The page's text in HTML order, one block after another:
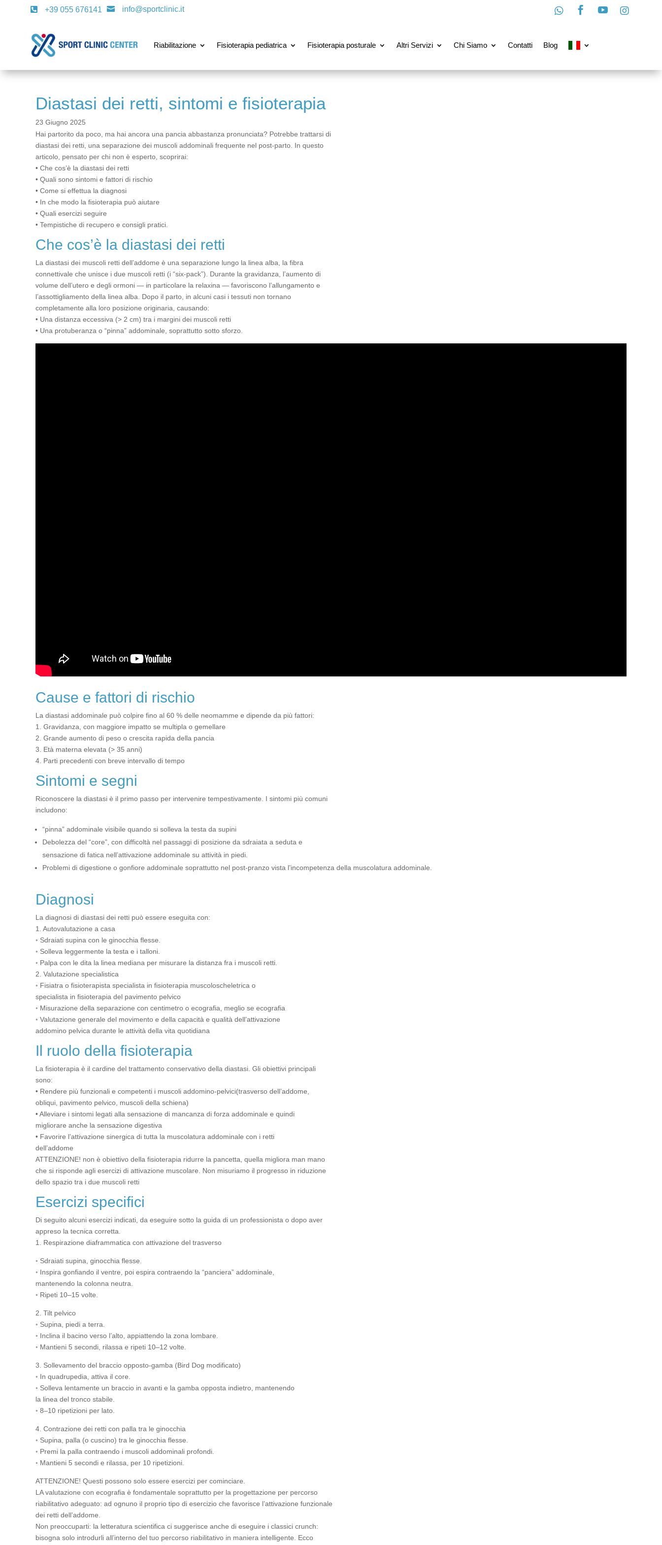
 +39 055 676141  info@sportclinic.it    
Riabilitazione Fisioterapia pediatrica Fisioterapia posturale Altri Servizi Chi Siamo Contatti Blog
Diastasi dei retti, sintomi e fisioterapia
23 Giugno 2025
Hai partorito da poco, ma hai ancora una pancia abbastanza pronunciata? Potrebbe trattarsi di
diastasi dei retti, una separazione dei muscoli addominali frequente nel post-parto. In questo
articolo, pensato per chi non è esperto, scoprirai:
• Che cos’è la diastasi dei retti
• Quali sono sintomi e fattori di rischio
• Come si effettua la diagnosi
• In che modo la fisioterapia può aiutare
• Quali esercizi seguire
• Tempistiche di recupero e consigli pratici.
Che cos’è la diastasi dei retti
La diastasi dei muscoli retti dell’addome è una separazione lungo la linea alba, la fibra
connettivale che unisce i due muscoli retti (i “six-pack”). Durante la gravidanza, l’aumento di
volume dell’utero e degli ormoni — in particolare la relaxina — favoriscono l’allungamento e
l’assottigliamento della linea alba. Dopo il parto, in alcuni casi i tessuti non tornano
completamente alla loro posizione originaria, causando:
• Una distanza eccessiva (> 2 cm) tra i margini dei muscoli retti
• Una protuberanza o “pinna” addominale, soprattutto sotto sforzo.
Cause e fattori di rischio
La diastasi addominale può colpire fino al 60 % delle neomamme e dipende da più fattori:
1. Gravidanza, con maggiore impatto se multipla o gemellare
2. Grande aumento di peso o crescita rapida della pancia
3. Età materna elevata (> 35 anni)
4. Parti precedenti con breve intervallo di tempo
Sintomi e segni
Riconoscere la diastasi è il primo passo per intervenire tempestivamente. I sintomi più comuni
includono:
“pinna” addominale visibile quando si solleva la testa da supini
Debolezza del “core”, con difficoltà nel passaggi di posizione da sdraiata a seduta e
sensazione di fatica nell’attivazione addominale su attività in piedi.
Problemi di digestione o gonfiore addominale soprattutto nel post-pranzo vista l’incompetenza della muscolatura addominale.
Diagnosi
La diagnosi di diastasi dei retti può essere eseguita con:
1. Autovalutazione a casa
◦ Sdraiati supina con le ginocchia flesse.
◦ Solleva leggermente la testa e i talloni.
◦ Palpa con le dita la linea mediana per misurare la distanza fra i muscoli retti.
2. Valutazione specialistica
◦ Fisiatra o fisioterapista specialista in fisioterapia muscoloscheletrica o
specialista in fisioterapia del pavimento pelvico
◦ Misurazione della separazione con centimetro o ecografia, meglio se ecografia
◦ Valutazione generale del movimento e della capacità e qualità dell’attivazione
addomino pelvica durante le attività della vita quotidiana
Il ruolo della fisioterapia
La fisioterapia è il cardine del trattamento conservativo della diastasi. Gli obiettivi principali
sono:
• Rendere più funzionali e competenti i muscoli addomino-pelvici(trasverso dell’addome,
obliqui, pavimento pelvico, muscoli della schiena)
• Alleviare i sintomi legati alla sensazione di mancanza di forza addominale e quindi
migliorare anche la sensazione digestiva
• Favorire l’attivazione sinergica di tutta la muscolatura addominale con i retti
dell’addome
ATTENZIONE! non è obiettivo della fisioterapia ridurre la pancetta, quella migliora man mano
che si risponde agli esercizi di attivazione muscolare. Non misuriamo il progresso in riduzione
dello spazio tra i due muscoli retti
Esercizi specifici
Di seguito alcuni esercizi indicati, da eseguire sotto la guida di un professionista o dopo aver
appreso la tecnica corretta.
1. Respirazione diaframmatica con attivazione del trasverso
◦ Sdraiati supina, ginocchia flesse.
◦ Inspira gonfiando il ventre, poi espira contraendo la “panciera” addominale,
mantenendo la colonna neutra.
◦ Ripeti 10–15 volte.
2. Tilt pelvico
◦ Supina, piedi a terra.
◦ Inclina il bacino verso l’alto, appiattendo la zona lombare.
◦ Mantieni 5 secondi, rilassa e ripeti 10–12 volte.
3. Sollevamento del braccio opposto-gamba (Bird Dog modificato)
◦ In quadrupedia, attiva il core.
◦ Solleva lentamente un braccio in avanti e la gamba opposta indietro, mantenendo
la linea del tronco stabile.
◦ 8–10 ripetizioni per lato.
4. Contrazione dei retti con palla tra le ginocchia
◦ Supina, palla (o cuscino) tra le ginocchia flesse.
◦ Premi la palla contraendo i muscoli addominali profondi.
◦ Mantieni 5 secondi e rilassa, per 10 ripetizioni.
ATTENZIONE! Questi possono solo essere esercizi per cominciare.
LA valutazione con ecografia è fondamentale soprattutto per la progettazione per percorso
riabilitativo adeguato: ad ognuno il proprio tipo di esercizio che favorisce l’attivazione funzionale
dei retti dell’addome.
Non preoccuparti: la letteratura scientifica ci suggerisce anche di eseguire i classici crunch:
bisogna solo introdurli all’interno del tuo percorso riabilitativo in maniera intelligente. Ecco